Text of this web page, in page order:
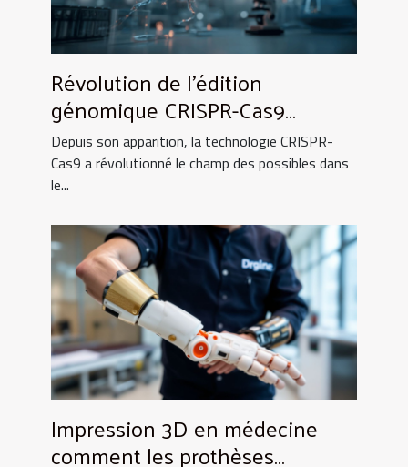
Révolution de l'édition
génomique CRISPR-Cas9
quelles perspectives pour la
médecine
Depuis son apparition, la technologie CRISPR-
Cas9 a révolutionné le champ des possibles dans
le...
Impression 3D en médecine
comment les prothèses